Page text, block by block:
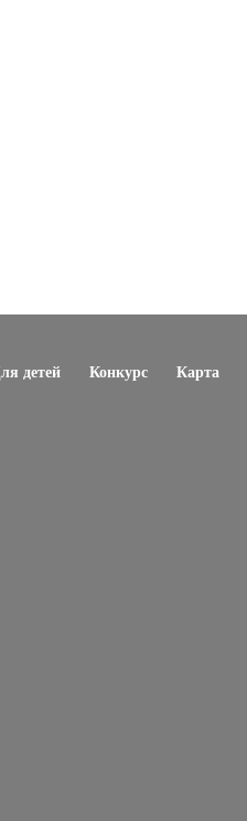
детей Конкурс Карта